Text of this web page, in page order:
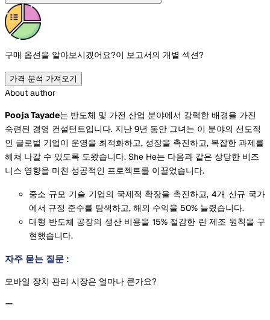
구매 옵션을 알아보시겠어요?이 보고서의 개별 섹션?
가격 분석 가져오기
About author
Pooja Tayade는 반도체 및 가전 산업 분야에서 강력한 배경을 가진
숙련된 경영 컨설턴트입니다. 지난 9년 동안 그녀는 이 분야의 선도적
인 글로벌 기업이 운영을 최적화하고, 성장을 촉진하고, 복잡한 과제를
헤쳐 나갈 수 있도록 도왔습니다. She He는 다음과 같은 상당한 비즈
니스 영향을 미친 성공적인 프로젝트를 이끌었습니다.
중소 규모 기술 기업의 국제적 확장을 촉진하고, 4개 신규 국가
에서 규정 준수를 탐색하고, 해외 수익을 50% 늘렸습니다.
대형 반도체 공장의 생산 비용을 15% 절감한 린 제조 원칙을 구
현했습니다.
자주 묻는 질문 :
모바일 장치 관리 시장은 얼마나 큰가요?